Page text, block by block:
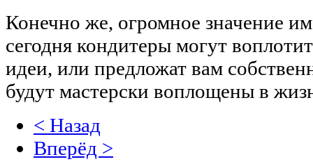
Конечно же, огромное значение
сегодня кондитеры могут
идеи, или предложат вам
будут мастерски воплощены в
< Назад
Вперёд >